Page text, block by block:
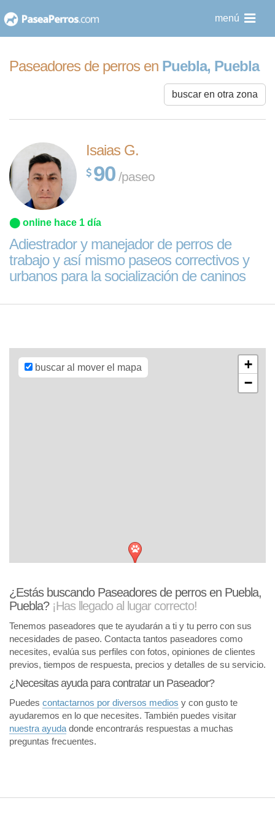
al
menú
Paseadores de perros en Puebla, Puebla
buscar en otra zona
Isaias G.
90 /paseo
⬤ online hace 1 día
Adiestrador y manejador de perros de
trabajo y así mismo paseos correctivos y
urbanos para la socialización de caninos
buscar al mover el mapa
+
−
Leaflet | Map
OpenStreetMap
¿Estás buscando Paseadores de perros en Puebla,
Puebla? ¡Has llegado al lugar correcto!
Tenemos paseadores que te ayudarán a ti y tu perro con sus
necesidades de paseo. Contacta tantos paseadores como
necesites, evalúa sus perfiles con fotos, opiniones de clientes
previos, tiempos de respuesta, precios y detalles de su servicio.
¿Necesitas ayuda para contratar un Paseador?
Puedes contactarnos por diversos medios y con gusto te
ayudaremos en lo que necesites. También puedes visitar
nuestra ayuda donde encontrarás respuestas a muchas
preguntas frecuentes.